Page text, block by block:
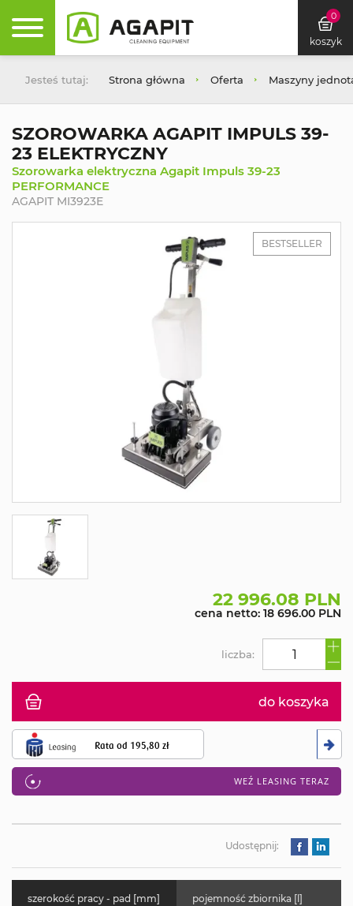
0
koszyk
Jesteś tutaj: Strona główna Oferta Maszyny
SZOROWARKA AGAPIT IMPULS 39-
23 ELEKTRYCZNY
Szorowarka elektryczna Agapit Impuls 39-23
PERFORMANCE
AGAPIT MI3923E
BESTSELLER
22 996.08 PLN
cena netto: 18 696.00 PLN
do koszyka
Rata od 195,80 zł
WEŹ LEASING TERAZ
liczba:
Udostępnij:
szerokość pracy - pad [mm] pojemność zbiornika [l]